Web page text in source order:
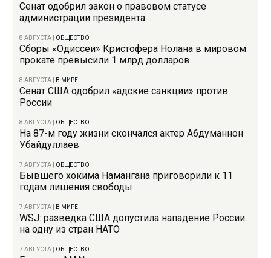
Сенат одобрил закон о правовом статусе
администрации президента
8 АВГУСТА ОБЩЕСТВО
Сборы «Одиссеи» Кристофера Нолана в мировом
прокате превысили 1 млрд долларов
8 АВГУСТА В МИРЕ
Сенат США одобрил «адские санкции» против
России
8 АВГУСТА ОБЩЕСТВО
На 87-м году жизни скончался актер Абдуманнон
Убайдуллаев
7 АВГУСТА ОБЩЕСТВО
Бывшего хокима Намангана приговорили к 11
годам лишения свободы
7 АВГУСТА В МИРЕ
WSJ: разведка США допустила нападение России
на одну из стран НАТО
7 АВГУСТА ОБЩЕСТВО